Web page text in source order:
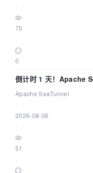
70
0
倒计时 1 天！Apache
Community Over
Apache SeaTunnel
2026-08-06
51